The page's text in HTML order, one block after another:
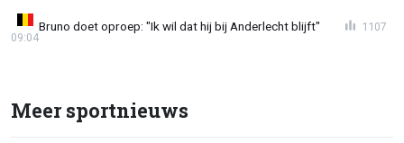
Bruno doet oproep: "Ik wil dat hij bij Anderlecht blijft"
09:04
1107
Meer sportnieuws